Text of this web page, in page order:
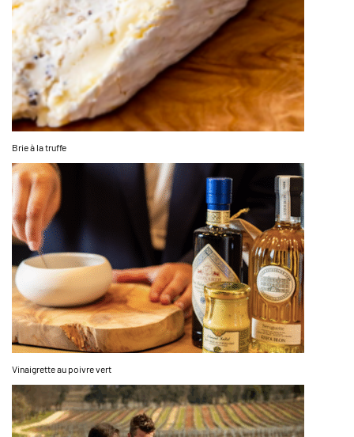
Brie à la truffe
Vinaigrette au poivre vert